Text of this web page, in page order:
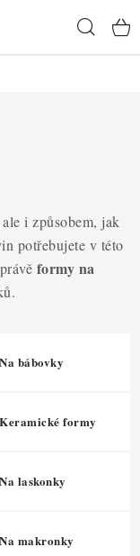
i způsobem, jak
potřebujete v této
formy na
Na bábovky
Keramické formy
Na laskonky
Na makronky